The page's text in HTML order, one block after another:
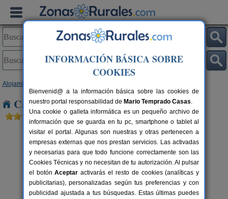
Alojamientos
Casas Rurales cerca de Don Álvaro
4+2 pers.
desde13 €
Casa Rural Huerta del Moreno
Usagre (Badajoz)
INFORMACIÓN BÁSICA SOBRE
COOKIES
Bienvenid@ a la información básica sobre las cookies de
nuestro portal responsabilidad de Mario Temprado Casas.
Una cookie o galleta informática es un pequeño archivo de
información que se guarda en tu pc, smartphone o tablet al
visitar el portal. Algunas son nuestras y otras pertenecen a
empresas externas que nos prestan servicios. Las activadas
y necesarias para que todo funcione correctamente son las
Cookies Técnicas y no necesitan de tu autorización. Al pulsar
el botónAceptar activarás el resto de cookies (analíticas y
publicitarias), personalizadas según tus preferencias y con
publicidad ajustada a tus búsquedas. Estas últimas puedes